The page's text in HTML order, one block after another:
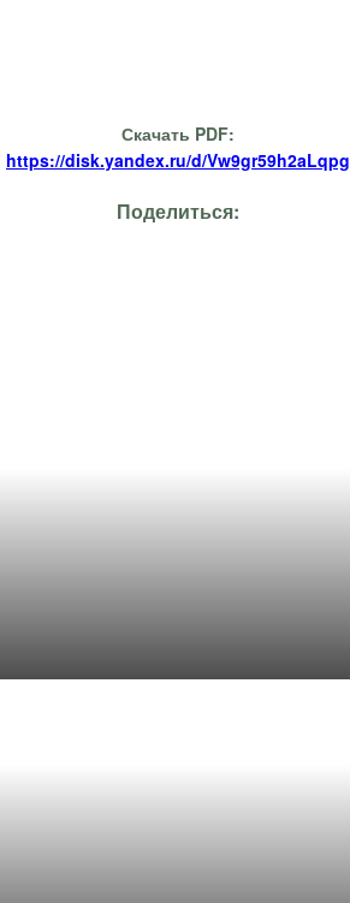
Скачать PDF:
https://disk.yandex.ru/d/Vw9gr59h2aLqpg
Поделиться: